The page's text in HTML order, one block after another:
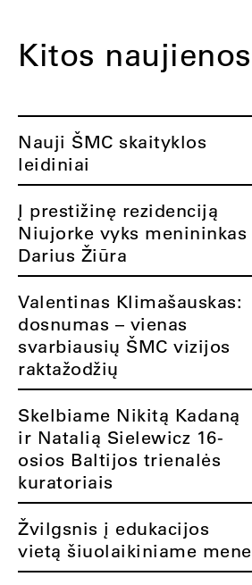
Kitos naujienos
Nauji ŠMC skaityklos
leidiniai
Į prestižinę rezidenciją
Niujorke vyks menininkas
Darius Žiūra
Valentinas Klimašauskas:
dosnumas – vienas
svarbiausių ŠMC vizijos
raktažodžių
Skelbiame Nikitą Kadaną
ir Natalią Sielewicz 16-
osios Baltijos trienalės
kuratoriais
Žvilgsnis į edukacijos
vietą šiuolaikiniame mene